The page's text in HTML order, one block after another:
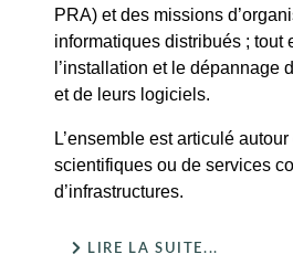
PRA) et des missions
informatiques distribués ; tout
l’installation et le dépannage
et de leurs logiciels.
L’ensemble est articulé
scientifiques ou de services
d’infrastructures.
LIRE LA SUITE...